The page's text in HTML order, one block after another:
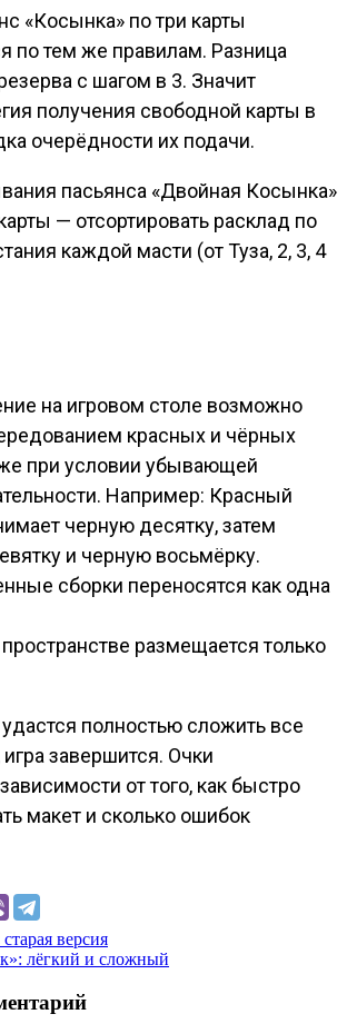
«Косынка» по три карты
по тем же правилам. Разница
с шагом в 3. Значит
получения свободной карты в
очерёдности их подачи.
пасьянса «Двойная Косынка»
— отсортировать расклад по
каждой масти (от Туза, 2, 3, 4
на игровом столе возможно
красных и чёрных
при условии убывающей
Например: Красный
черную десятку, затем
и черную восьмёрку.
сборки переносятся как одна
размещается только
полностью сложить все
завершится. Очки
от того, как быстро
макет и сколько ошибок
версия
лёгкий и сложный